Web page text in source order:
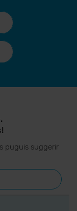
puguis suggerir